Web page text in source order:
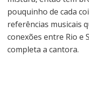
pouquinho de cada
referências musicais
conexões entre Rio e
completa a cantora.